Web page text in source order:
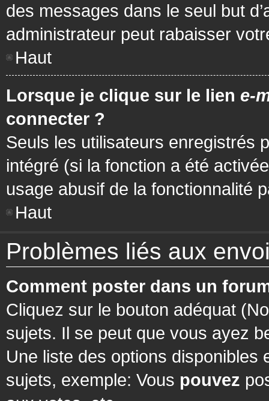
des messages dans le seul but
administrateur peut rabaisser
Haut
Lorsque je clique sur le lien e-
connecter ?
Seuls les utilisateurs enregistrés
intégré (si la fonction a été
usage abusif de la fonctionnalité
Haut
Problèmes liés aux
Comment poster dans un
Cliquez sur le bouton adéquat
sujets. Il se peut que vous ayez
Une liste des options
sujets, exemple: Vous pouvez